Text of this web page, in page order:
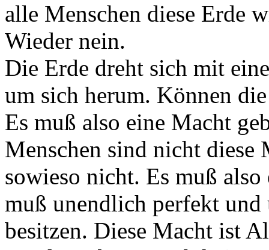
alle Menschen diese Erde
Wieder nein.
Die Erde dreht sich mit
um sich herum. Können
Es muß also eine Macht
Menschen sind nicht diese
sowieso nicht. Es muß
muß unendlich perfekt
besitzen. Diese Macht ist